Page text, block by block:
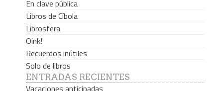
En clave pública
Libros de Cíbola
Librosfera
Oink!
Recuerdos inútiles
Solo de libros
ENTRADAS RECIENTES
Vacaciones anticipadas